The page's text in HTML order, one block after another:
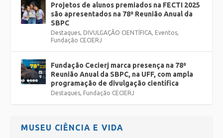
Projetos de alunos premiados na FECTI 2025
são apresentados na 78ª Reunião Anual da
SBPC
Destaques, DIVULGAÇÃO CIENTÍFICA, Eventos,
Fundação CECIERJ
Fundação Cecierj marca presença na 78ª
Reunião Anual da SBPC, na UFF, com ampla
programação de divulgação científica
Destaques, Fundação CECIERJ
MUSEU CIÊNCIA E VIDA